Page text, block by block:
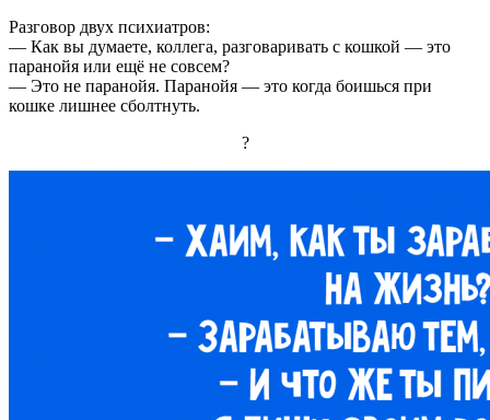
Разговор двух психиатров:
— Как вы думаете, коллега, разговаривать с кошкой — это
паранойя или ещё не совсем?
— Это не паранойя. Паранойя — это когда боишься при
кошке лишнее сболтнуть.
?